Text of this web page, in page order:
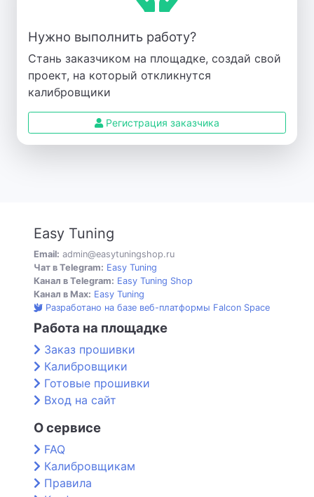
Нужно выполнить работу?
Стань заказчиком на площадке, создай свой
проект, на который откликнутся
калибровщики
Регистрация заказчика
Easy Tuning
Email: admin@easytuningshop.ru
Чат в Telegram: Easy Tuning
Канал в Telegram: Easy Tuning Shop
Канал в Max: Easy Tuning
Разработано на базе веб-платформы Falcon Space
Работа на площадке
Заказ прошивки
Калибровщики
Готовые прошивки
Вход на сайт
О сервисе
FAQ
Калибровщикам
Правила